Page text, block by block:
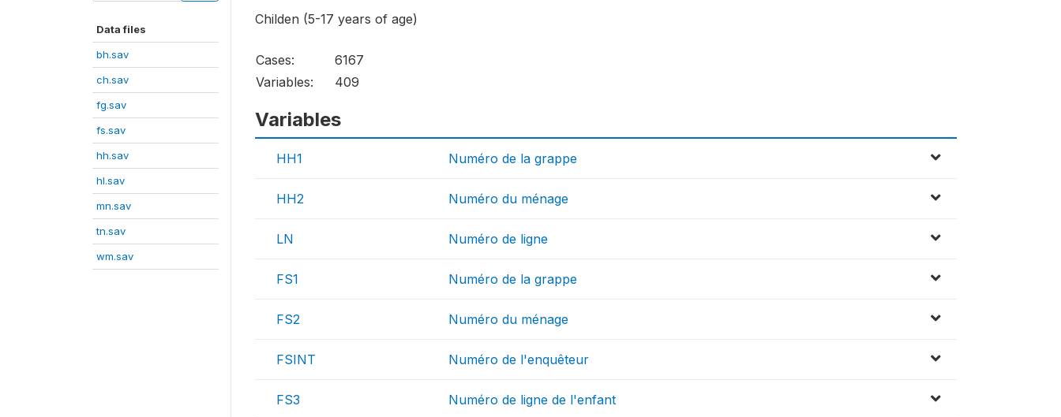
Data files
bh.sav
ch.sav
fg.sav
fs.sav
hh.sav
hl.sav
mn.sav
tn.sav
wm.sav
Childen (5-17 years of age)
Cases:
6167
Variables:
409
Variables
HH1 Numéro de la grappe
HH2 Numéro du ménage
LN Numéro de ligne
FS1 Numéro de la grappe
FS2 Numéro du ménage
FSINT Numéro de l'enquêteur
FS3 Numéro de ligne de l'enfant